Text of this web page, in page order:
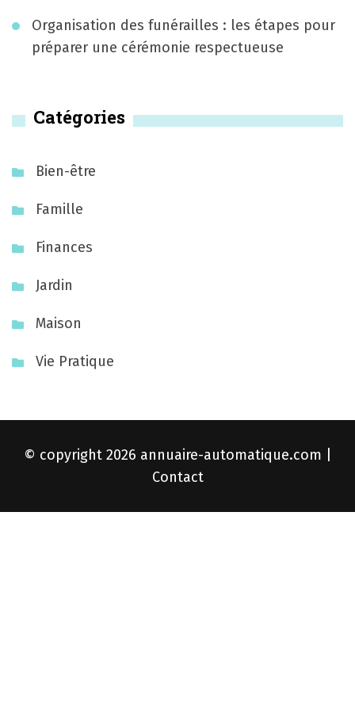
s
t
c
l
s
Organisation des funérailles : les étapes pour
préparer une cérémonie respectueuse
Catégories
Bien-être
Famille
Finances
Jardin
Maison
Vie Pratique
© copyright 2026 annuaire-automatique.com
Contact